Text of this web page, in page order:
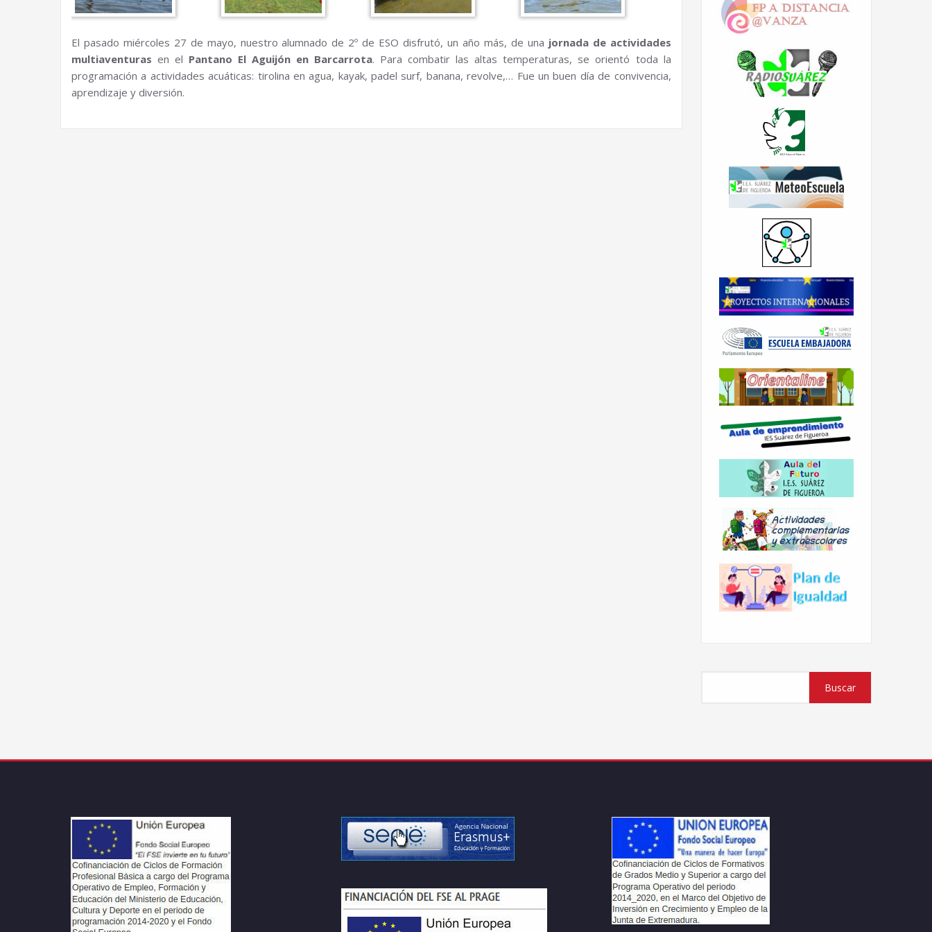
El pasado miércoles 27 de mayo, nuestro alumnado de 2º de ESO disfrutó, un año más, de una jornada de actividades
multiaventuras en el Pantano El Aguijón en Barcarrota. Para combatir las altas temperaturas, se orientó toda la
programación a actividades acuáticas: tirolina en agua, kayak, padel surf, banana, revolve,… Fue un buen día de convivencia,
aprendizaje y diversión.
Buscar